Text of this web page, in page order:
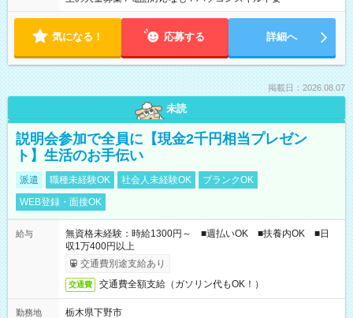
気になる！ 応募する 詳細へ
掲載日：2026.08.07
未読
説明会参加で全員に【現金2千円相当プレゼン
ト】生活のお手伝い
派遣 職種未経験OK 社会人未経験OK
ブランクOK
WEB登録・面接OK
給与
無資格未経験：時給1300円～ ■週払いOK ■扶養内OK ■日
収1万400円以上
交通費別途支給あり
交通費 交通費全額支給（ガソリン代もOK！）
勤務地
栃木県下野市